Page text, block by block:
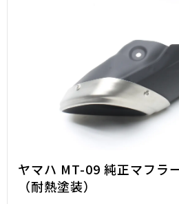
ヤマハ MT-09 純正マフラ
（耐熱塗装）